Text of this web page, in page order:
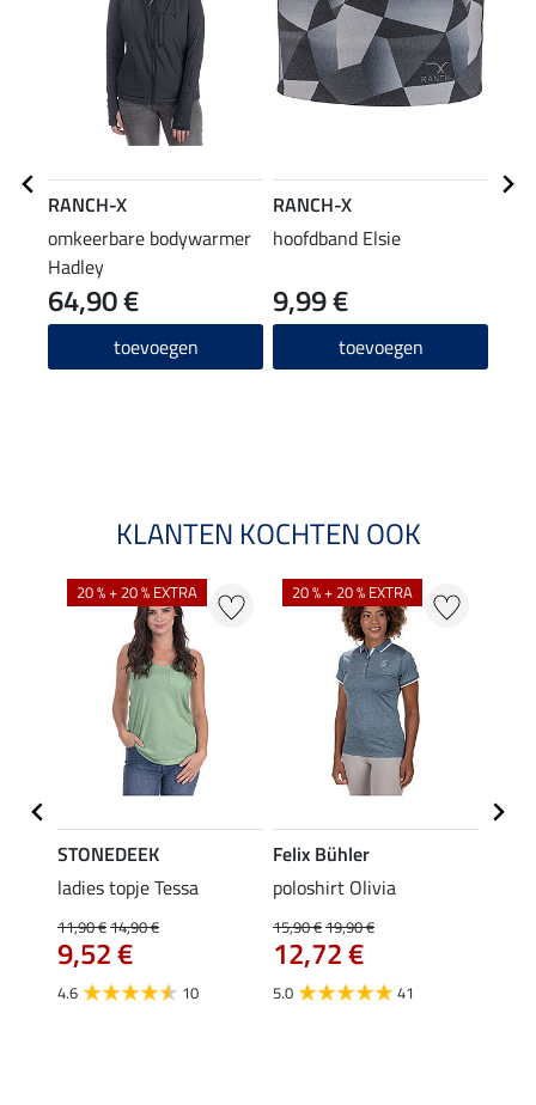
RANCH-X
omkeerbare bodywarmer
Hadley
64,90 €
toevoegen
RANCH-X
hoofdband Elsie
9,99 €
toevoegen
KLANTEN KOCHTEN OOK
20 % + 20 % EXTRA
STONEDEEK
ladies topje Tessa
11,90 €14,90 €
9,52 €
4.6 10
20 % + 20 % EXTRA
Felix Bühler
poloshirt Olivia
15,90 €19,90 €
12,72 €
5.0 41